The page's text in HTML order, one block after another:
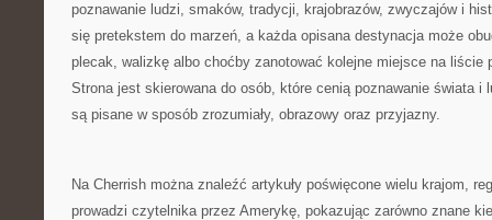
poznawanie ludzi, smaków, tradycji, krajobrazów, zwyczajów i
się pretekstem do marzeń, a każda opisana destynacja może
plecak, walizkę albo choćby zanotować kolejne miejsce na liście
Strona jest skierowana do osób, które cenią poznawanie świata i
są pisane w sposób zrozumiały, obrazowy oraz przyjazny.
Na Cherrish można znaleźć artykuły poświęcone wielu krajom,
prowadzi czytelnika przez Amerykę, pokazując zarówno znane